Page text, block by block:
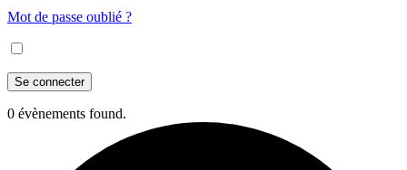
Mot de passe oublié ?
0 évènements found.